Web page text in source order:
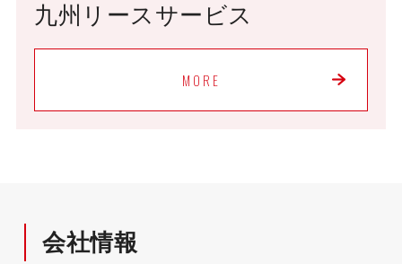
九州リースサービス
MORE
会社情報